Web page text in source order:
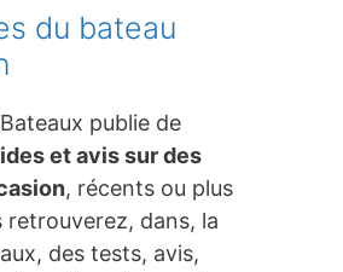
du bateau
publie de
et avis sur des
, récents ou plus
retrouverez, dans, la
des tests, avis,